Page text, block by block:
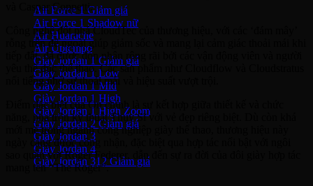
Air Force 1
Air Force 1 Shadow nữ
Air Huarache
Air Uptempo
Giày Jordan 1
Giày Jordan 1 Low
Giày Jordan 1 Mid
Giày Jordan 1 High
Giày Jordan 1 High Zoom
Giày Jordan 2
Giày Jordan 3
Giày Jordan 4
Giày Jordan 312
và Caspar Coppetti.
Công nghệ đột phá CloudTec của thương hiệu, với các ‘đám mây’
rỗng trên đế ngoài giúp giảm sốc và mang lại cảm giác thoải mái khi
tiếp đất, đã được đón nhận rộng rãi bởi các vận động viên và người
yêu thể dục thể thao. Các sản phẩm như Cloudflow và Cloudstratus
nổi tiếng nhờ sự thoải mái và hiệu suất vượt trội.
Điểm đặc biệt của On chính là sự kết hợp giữa thiết kế và chức
năng, pha trộn kỹ thuật Thụy Sĩ với vẻ đẹp riêng biệt. Dù còn khá
mới mẻ trong ngành công nghiệp giày thể thao, thương hiệu này
ngày càng được công nhận, đặc biệt qua hợp tác nổi bật với ngôi
sao quần vợt Roger Federer, dẫn đến sự ra đời của đôi giày hợp tác
mang tên “The Roger”.